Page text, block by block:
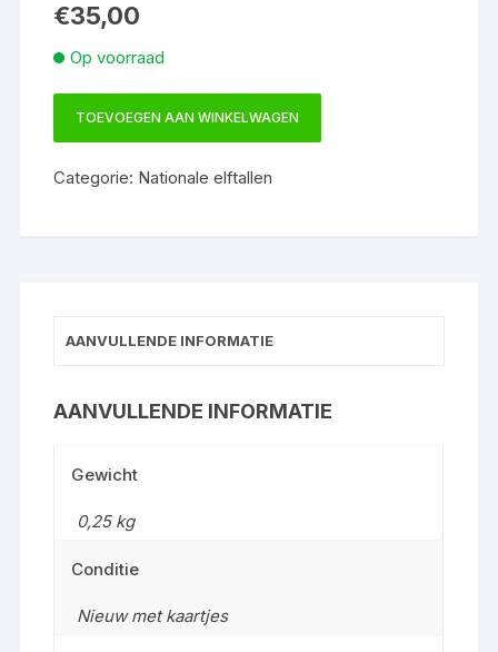
€35,00
Op voorraad
2024-
TOEVOEGEN AAN WINKELWAGEN
Categorie: Nationale elftallen
AANVULLENDE INFORMATIE
AANVULLENDE INFORMATIE
Gewicht
0,25 kg
Conditie
Nieuw met kaartjes